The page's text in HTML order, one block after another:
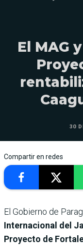
El MAG
30
Compartir en redes
El Gobierno de
Internacional del
Proyecto de